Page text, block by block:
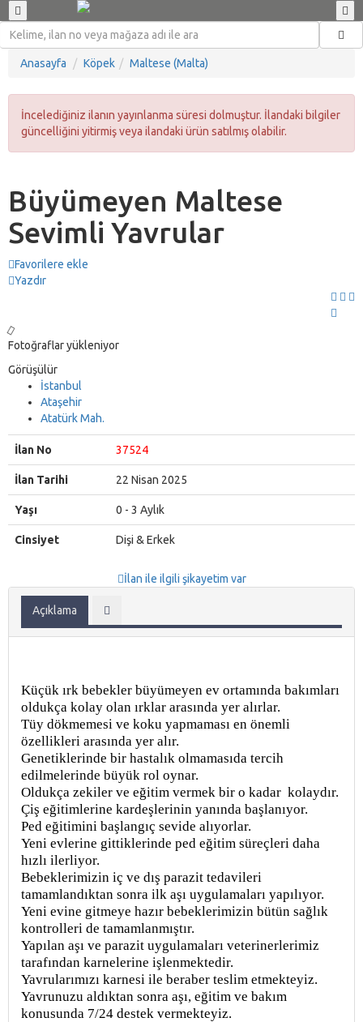
Anasayfa Köpek Maltese (Malta)
İncelediğiniz ilanın yayınlanma süresi dolmuştur. İlandaki bilgiler
güncelliğini yitirmiş veya ilandaki ürün satılmış olabilir.
Büyümeyen Maltese
Sevimli Yavrular
Favorilere ekle
Yazdır
Fotoğraflar yükleniyor
Görüşülür
İstanbul
Ataşehir
Atatürk Mah.
İlan No 37524
İlan Tarihi 22 Nisan 2025
Yaşı 0 - 3 Aylık
Cinsiyet Dişi & Erkek
İlan ile ilgili şikayetim var
Açıklama
Küçük ırk bebekler büyümeyen ev ortamında bakımları
oldukça kolay olan ırklar arasında yer alırlar.
Tüy dökmemesi ve koku yapmaması en önemli
özellikleri arasında yer alır.
Genetiklerinde bir hastalık olmamasıda tercih
edilmelerinde büyük rol oynar.
Oldukça zekiler ve eğitim vermek bir o kadar kolaydır.
Çiş eğitimlerine kardeşlerinin yanında başlanıyor.
Ped eğitimini başlangıç sevide alıyorlar.
Yeni evlerine gittiklerinde ped eğitim süreçleri daha
hızlı ilerliyor.
Bebeklerimizin iç ve dış parazit tedavileri
tamamlandıktan sonra ilk aşı uygulamaları yapılıyor.
Yeni evine gitmeye hazır bebeklerimizin bütün sağlık
kontrolleri de tamamlanmıştır.
Yapılan aşı ve parazit uygulamaları veterinerlerimiz
tarafından karnelerine işlenmektedir.
Yavrularımızı karnesi ile beraber teslim etmekteyiz.
Yavrunuzu aldıktan sonra aşı, eğitim ve bakım
konusunda 7/24 destek vermekteyiz.